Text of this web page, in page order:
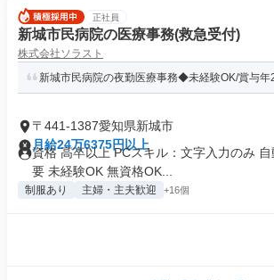
正社員
新城市民病院の医療事務(救急受付)
株式会社ソラスト
新城市民病院の夜勤医療事務◆未経験OK/賞与年
〒441-1387愛知県新城市
月給24万6375円以上
資格 高卒以上 PCスキル：文字入力のみ
要 未経験OK 無資格OK...
制服あり 主婦・主夫歓迎 +16個